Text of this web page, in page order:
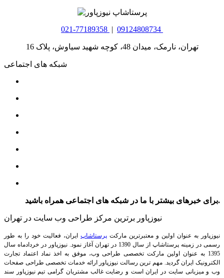
021-77189358 | 09124808734
تهران، نارمک، میدان 48، کوچه شهید سیاوش، پلاک 16
شبکه های اجتماعی
برای خبرهای بیشتر با ما در شبکه های اجتماعی همراه باشید.
نیوزپاور برترین مرکز طراحی وب سایت در تهران
نیوزپاور به عنوان اولین و معتبرترین مارکت پرستاشاپ ایران، فعالیت خود را به طور
رسمی در زمینه پرستاشاپ از سال 1390 در تهران آغاز نمود. نیوزپاور در خردادماه سال
1395 به عنوان اولین مارکت تخصصی طراحی وب، موفق به اخذ نماد اعتماد تجارت
الکترونیک ایران گردید. مهم ترین رسالت نیوزپاور ارائه خدمات تخصصی طراحی صفحات
وب و میزبانی سایت در ایران است و رضایت غالب مشتریان گرامی تیم نیوزپاور سند